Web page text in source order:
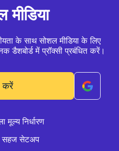
मीडिया
के साथ सोशल मीडिया के लिए
डैशबोर्ड में प्रॉक्सी प्रबंधित करें।
मूल्य निर्धारण
सहज सेटअप